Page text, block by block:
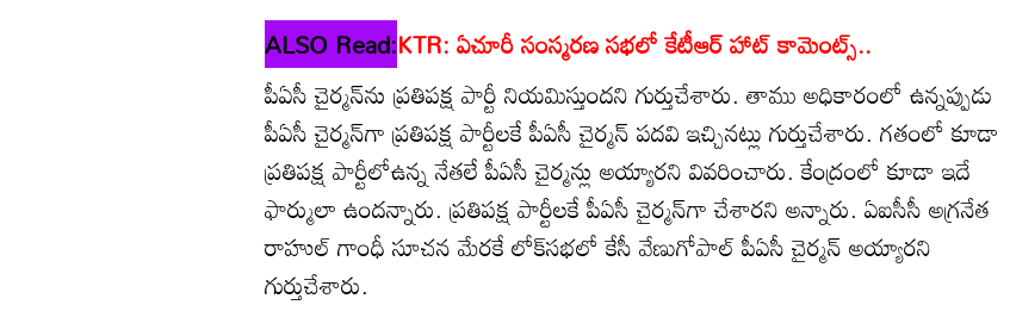
ALSO Read:KTR: ఏచూరీ సంస్మరణ సభలో కేటీఆర్ హాట్ కామెంట్స్..
పీఏసీ చైర్మన్‌ను ప్రతిపక్ష పార్టీ నియమిస్తుందని గుర్తుచేశారు. తాము అధికారంలో ఉన్నప్పుడు
పీఏసీ చైర్మన్‌గా ప్రతిపక్ష పార్టీలకే పీఏసీ చైర్మన్‌ పదవి ఇచ్చినట్లు గుర్తుచేశారు. గతంలో కూడా
ప్రతిపక్ష పార్టీలోఉన్న నేతలే పీఏసీ చైర్మన్లు అయ్యారని వివరించారు. కేంద్రంలో కూడా ఇదే
ఫార్ములా ఉందన్నారు. ప్రతిపక్ష పార్టీలకే పీఏసీ చైర్మన్‌గా చేశారని అన్నారు. ఏఐసీసీ అగ్రనేత
రాహుల్ గాంధీ సూచన మేరకే లోక్‌సభలో కేసీ వేణుగోపాల్ పీఏసీ చైర్మన్ అయ్యారని
గుర్తుచేశారు.